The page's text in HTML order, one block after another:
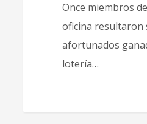
Once miembros
oficina resultaron
afortunados
lotería…